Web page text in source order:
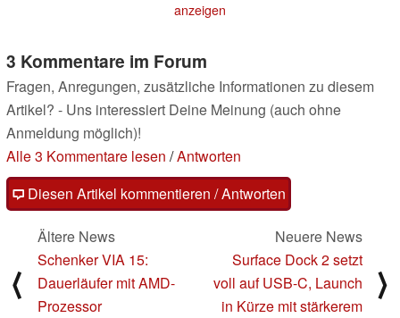
anzeigen
3 Kommentare im Forum
Fragen, Anregungen, zusätzliche Informationen zu diesem
Artikel? - Uns interessiert Deine Meinung (auch ohne
Anmeldung möglich)!
Alle 3 Kommentare lesen /Antworten
Diesen Artikel kommentieren / Antworten
⟨
Ältere News
Schenker VIA 15:
Dauerläufer mit AMD-
Prozessor
Neuere News
Surface Dock 2 setzt
voll auf USB-C, Launch
in Kürze mit stärkerem
⟩